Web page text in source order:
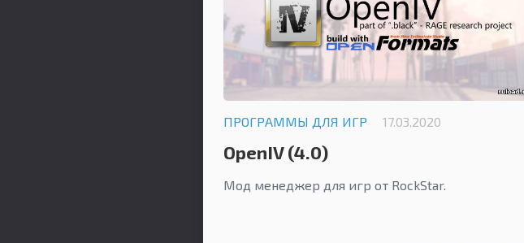
ПРОГРАММЫ ДЛЯ ИГР 17.03.2020
OpenIV (4.0)
Мод менеджер для игр от RockStar.